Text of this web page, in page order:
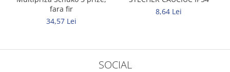
fara fir
34,57 Lei
8,64 Lei
SOCIAL